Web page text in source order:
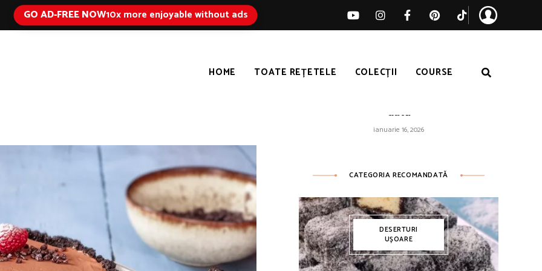
GO AD-FREE NOW10x more enjoyable without ads
HOME TOATE REȚETELE COLECȚII COURSE
dată
ianuarie 16, 2026
CATEGORIA RECOMANDATĂ
DESERTURI
UȘOARE